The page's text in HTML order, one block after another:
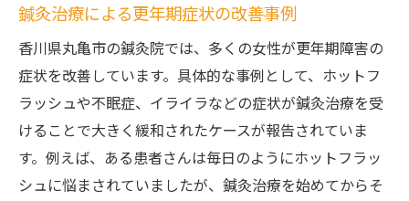
鍼灸治療による更年期症状の改善事例
香川県丸亀市の鍼灸院では、多くの女性が更年期障害の
症状を改善しています。具体的な事例として、ホットフ
ラッシュや不眠症、イライラなどの症状が鍼灸治療を受
けることで大きく緩和されたケースが報告されていま
す。例えば、ある患者さんは毎日のようにホットフラッ
シュに悩まされていましたが、鍼灸治療を始めてからそ